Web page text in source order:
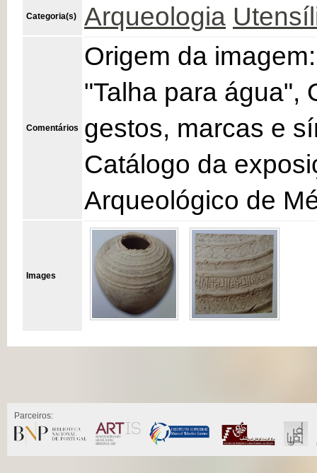
Categoria(s) Arqueologia
Comentários
Origem da
"Talha para água",
gestos, marcas e
Catálogo da
Arqueológico de
Images
Parceiros: